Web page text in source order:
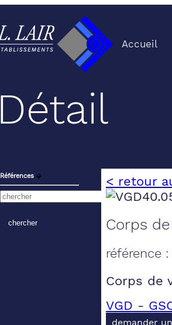
Accueil
Détail
Références ⬙ < retour
Corps
référence :
Corps de
VGD -
demander